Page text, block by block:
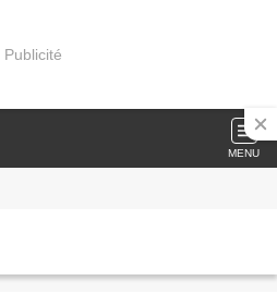
Publicité
MENU